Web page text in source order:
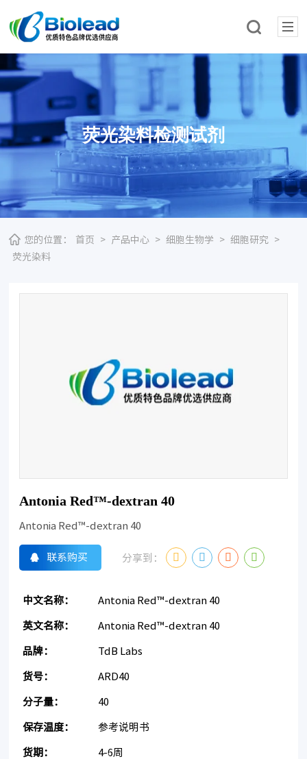
荧光染料检测试剂
您的位置： 首页 > 产品中心 > 细胞生物学 > 细胞研究
>
荧光染料
Antonia Red™-dextran 40
Antonia Red™-dextran 40
联系购买 分享到：
中文名称： Antonia Red™-dextran 40
英文名称： Antonia Red™-dextran 40
品牌： TdB Labs
货号： ARD40
分子量： 40
保存温度： 参考说明书
货期： 4-6周